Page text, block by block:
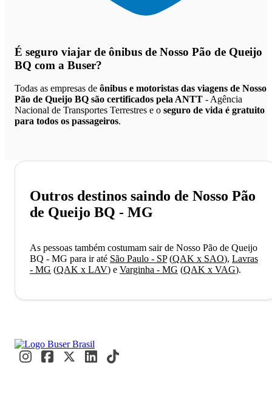
É seguro viajar de ônibus de Nosso Pão de Queijo
BQ com a Buser?
Todas as empresas de ônibus e motoristas das viagens de Nosso
Pão de Queijo BQ são certificados pela ANTT - Agência
Nacional de Transportes Terrestres e o seguro de vida é gratuito
para todos os passageiros.
Outros destinos saindo de Nosso Pão
de Queijo BQ - MG
As pessoas também costumam sair de Nosso Pão de Queijo
BQ - MG para ir até São Paulo - SP(QAK x SAO), Lavras
- MG (QAK x LAV) e Varginha - MG (QAK x VAG).